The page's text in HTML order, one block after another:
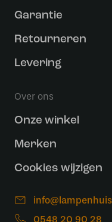
Garantie
Retourneren
Levering
Over ons
Onze winkel
Merken
Cookies wijzigen
0548 20 90 28